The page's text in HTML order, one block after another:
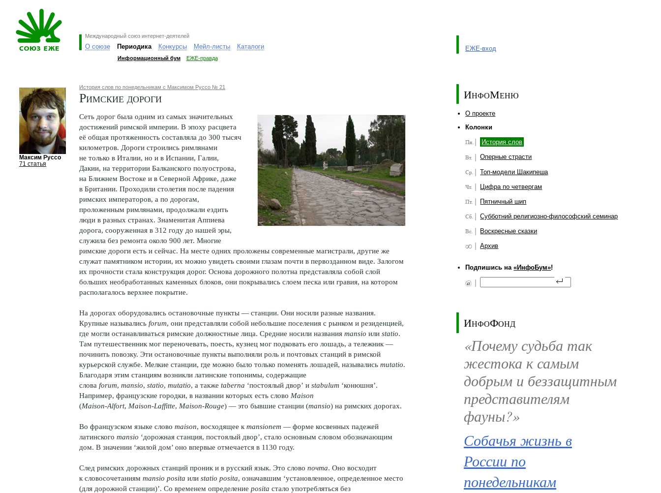
Международный союз интернет-деятелей
О союзе Периодика Конкурсы Мейл-листы Каталоги
Информационный бум ЕЖЕ-правда
ЕЖЕ-вход
Максим Руссо
71 статья
История слов по понедельникам с Максимом Руссо № 21
Римские дороги
Сеть дорог была одним из самых значительных
достижений римской империи. В эпоху расцвета
её общая протяженность составляла до 300 тысяч
километров. Дороги строились римлянами
не только в Италии, но и в Испании, Галии,
Дакии, на территории Балканского полуострова,
на Ближнем Востоке и в Северной Африке, даже
в Британии. Проходили столетия после падения
римских императоров, а по дорогам,
проложенным римлянами, продолжали ездить
люди в разных странах. Знаменитая Аппиева
дорога, сооруженная в 312 году до нашей эры,
служила без ремонта около 900 лет. Многие
римские дороги есть и сейчас. На месте одних проложены современные магистрали, другие же
служат памятником истории, их можно увидеть своими глазам почти в первозданном виде. Залогом
их прочности стала конструкция дорог. Основа дорожного полотна представляла собой слой
больших необработанных каменных блоков, они покрывались слоем песка или гравия, на котором
располагалось верхнее покрытие.
На дорогах оборудовались остановочные пункты — станции. Они носили разные названия.
Крупные назывались forum, они представляли собой небольшие поселения с рынком и резиденцией,
где могли останавливаться римские должностные лица. Средние носили названия mansio или statio.
Там путешественник мог переночевать, поесть, кузнец мог подковать его лошадь, а тележник —
починить повозку. Эти остановочные пункты выполняли роль и почтовых станций в римской
курьерской службе. Мелкие станции, где можно было только поменять лошадей, назывались mutatio.
Благодаря этим станциям возникли латинские топонимы, содержащие
слова forum, mansio, statio, mutatio, а также taberna ‘постоялый двор’ и stabulum ‘конюшня’.
Например, французские городки, в названии которых есть слово Maison
(Maison-Alfort, Maison-Laffitte, Maison-Rouge) — это бывшие станции (mansio) на римских дорогах.
Во французском языке слово maison, восходящее к mansionem — форме косвенных падежей
латинского mansio ‘дорожная станция, постоялый двор’, стало основным словом обозначающим
дом. В значении ‘жилой дом’ оно впервые отмечается в 1130 году.
След римских дорожных станций проник и в русский язык. Это слово почта. Оно восходит
к словосочетаниям mansio posita или statio posita, означавшим ‘установленное, определенное место
(для дорожной станции)’. Со временем определение posita стало употребляться без
ИнфоМеню
О проекте
Колонки
История слов
Оперные страсти
Топ-модели Шакипеша
Цифра по четвергам
Пятничный шип
Субботний религиозно-философский семинар
Воскресные сказки
Архив
Подпишись на«ИнфоБум»!
ИнфоФонд
«Почему судьба так
жестока к самым
добрым и беззащитным
представителям
фауны?»
Собачья жизнь в
России по
понедельникам